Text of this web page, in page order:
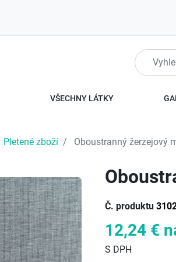
VŠECHNY LÁTKY
Pletené zboží Oboustranný žerzejový
Č. produktu
12,24 €
S DPH